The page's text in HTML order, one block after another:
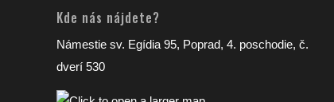
Kde nás nájdete?
Námestie sv. Egídia 95, Poprad, 4. poschodie, č.
dverí 530